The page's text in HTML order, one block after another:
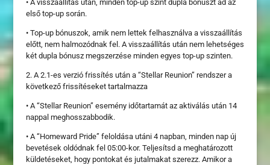
• A visszaállítás után, minden top-up szint dupla bónuszt ad az
első top-up során.
• Top-up bónuszok, amik nem lettek felhasználva a visszaállítás
előtt, nem halmozódnak fel. A visszaállítás után nem lehetséges
két dupla bónusz megszerzése minden egyes top-up szinten.
2. A 2.1-es verzió frissítés után a “Stellar Reunion” rendszer a
következő frissítéseket tartalmazza
• A “Stellar Reunion” esemény időtartamát az aktiválás után 14
nappal meghosszabbodik.
• A “Homeward Pride” feloldása utáni 4 napban, minden nap új
bevetések oldódnak fel 05:00-kor. Teljesítsd a meghatározott
küldetéseket, hogy pontokat és jutalmakat szerezz. Amikor a